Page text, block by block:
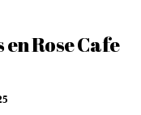
Rose Cafe